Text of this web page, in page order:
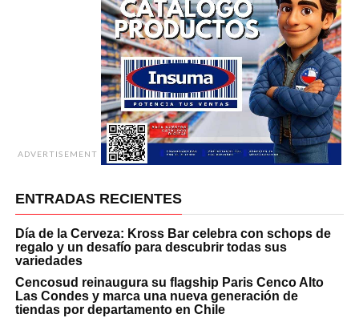
ADVERTISEMENT
ENTRADAS RECIENTES
Día de la Cerveza: Kross Bar celebra con schops de
regalo y un desafío para descubrir todas sus
variedades
Cencosud reinaugura su flagship Paris Cenco Alto
Las Condes y marca una nueva generación de
tiendas por departamento en Chile